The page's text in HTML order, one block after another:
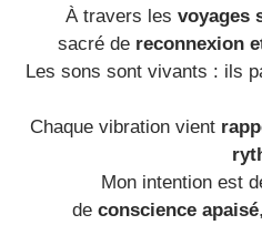
À travers les voyages
sacré de reconnexion
Les sons sont vivants : ils
Chaque vibration vient
Mon intention est
de conscience apaisé